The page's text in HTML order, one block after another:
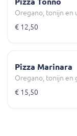
Oregano, tonijn en
€ 12,50
Pizza Marinara
Oregano, tonijn en
€ 15,50